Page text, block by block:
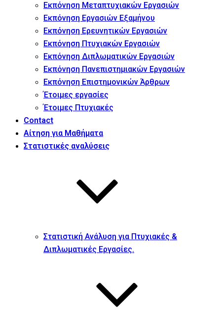
Εκπόνηση Μεταπτυχιακών Εργασιών
Εκπόνηση Εργασιών Εξαμήνου
Εκπόνηση Ερευνητικών Εργασιών
Εκπόνηση Πτυχιακών Εργασιών
Εκπόνηση Διπλωματικών Εργασιών
Εκπόνηση Πανεπιστημιακών Εργασιών
Εκπόνηση Επιστημονικών Άρθρων
Έτοιμες εργασίες
Έτοιμες Πτυχιακές
Contact
Αίτηση για Μαθήματα
Στατιστικές αναλύσεις
Στατιστική Ανάλυση για Πτυχιακές &
Διπλωματικές Εργασίες.